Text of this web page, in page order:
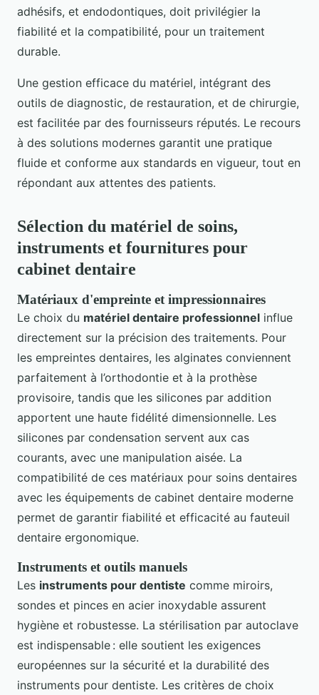
adhésifs, et endodontiques, doit privilégier la
fiabilité et la compatibilité, pour un traitement
durable.
Une gestion efficace du matériel, intégrant des
outils de diagnostic, de restauration, et de chirurgie,
est facilitée par des fournisseurs réputés. Le recours
à des solutions modernes garantit une pratique
fluide et conforme aux standards en vigueur, tout en
répondant aux attentes des patients.
Sélection du matériel de soins,
instruments et fournitures pour
cabinet dentaire
Matériaux d'empreinte et impressionnaires
Le choix du matériel dentaire professionnel influe
directement sur la précision des traitements. Pour
les empreintes dentaires, les alginates conviennent
parfaitement à l’orthodontie et à la prothèse
provisoire, tandis que les silicones par addition
apportent une haute fidélité dimensionnelle. Les
silicones par condensation servent aux cas
courants, avec une manipulation aisée. La
compatibilité de ces matériaux pour soins dentaires
avec les équipements de cabinet dentaire moderne
permet de garantir fiabilité et efficacité au fauteuil
dentaire ergonomique.
Instruments et outils manuels
Les instruments pour dentiste comme miroirs,
sondes et pinces en acier inoxydable assurent
hygiène et robustesse. La stérilisation par autoclave
est indispensable : elle soutient les exigences
européennes sur la sécurité et la durabilité des
instruments pour dentiste. Les critères de choix